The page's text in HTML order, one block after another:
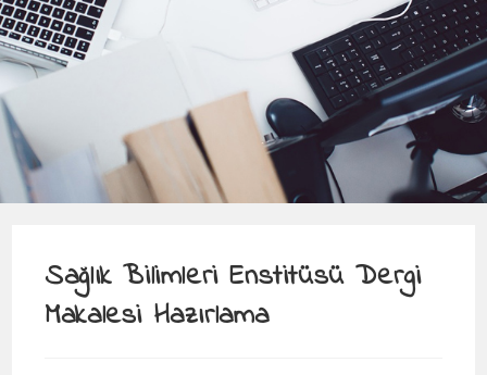
Sağlık Bilimleri Enstitüsü Dergi
Makalesi Hazırlama